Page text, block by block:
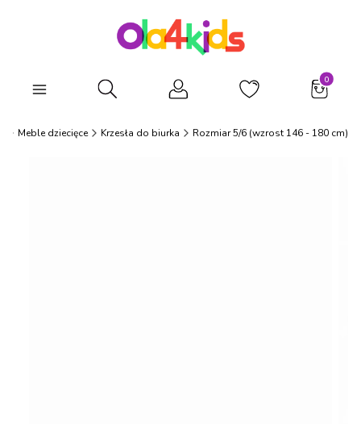
Otwórz wyszukiwarkę
Meble dziecięce Krzesła do biurka Rozmiar 5/6 (wzrost 146 - 180 cm)